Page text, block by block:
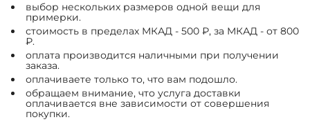
выбор нескольких размеров одной вещи для
примерки.
стоимость в пределах МКАД - 500 ₽, за МКАД - от 800
₽.
оплата производится наличными при получении
заказа.
оплачиваете только то, что вам подошло.
обращаем внимание, что услуга доставки
оплачивается вне зависимости от совершения
покупки.